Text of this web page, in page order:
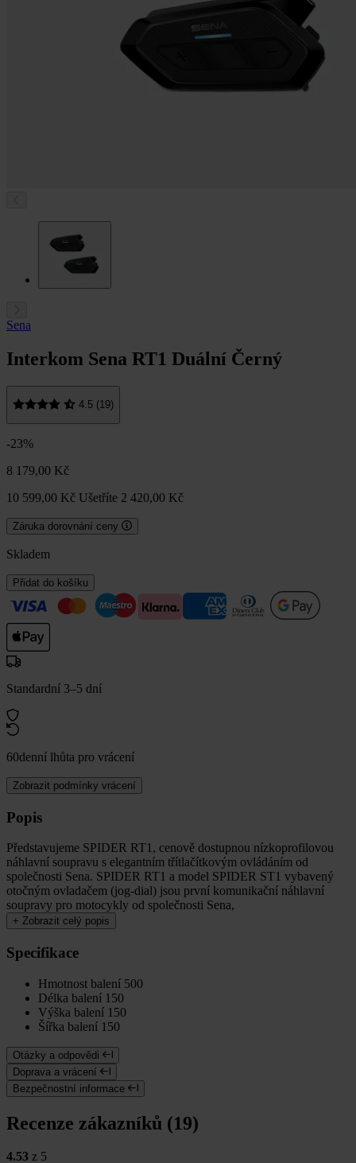
Sena
Interkom Sena RT1 Duální Černý
4.5 (19)
-23%
8 179,00 Kč
10 599,00 Kč Ušetříte 2 420,00 Kč
Záruka dorovnání ceny
Skladem
Přidat do košíku
Standardní 3–5 dní
60denní lhůta pro vrácení
Zobrazit podmínky vrácení
Popis
Představujeme SPIDER RT1, cenově dostupnou nízkoprofilovou
náhlavní soupravu s elegantním třítlačítkovým ovládáním od
společnosti Sena. SPIDER RT1 a model SPIDER ST1 vybavený
otočným ovladačem (jog-dial) jsou první komunikační náhlavní
soupravy pro motocykly od společnosti Sena,
+ Zobrazit celý popis
Specifikace
Hmotnost balení 500
Délka balení 150
Výška balení 150
Šířka balení 150
Otázky a odpovědi
Doprava a vrácení
Bezpečnostní informace
Recenze zákazníků (19)
4.53 z 5